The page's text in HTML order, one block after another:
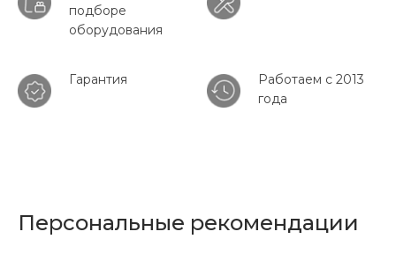
подборе
оборудования
Гарантия
Работаем с 2013
года
Персональные рекомендации